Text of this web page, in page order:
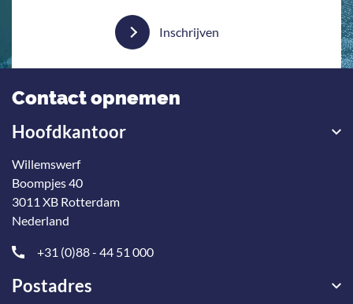
Inschrijven
Contact opnemen
Hoofdkantoor
Willemswerf
Boompjes 40
3011 XB Rotterdam
Nederland
+31 (0)88 - 44 51 000
Postadres